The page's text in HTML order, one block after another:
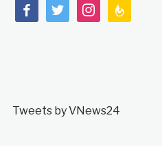
facebooktwitterinstagramfeedburner
Tweets by VNews24